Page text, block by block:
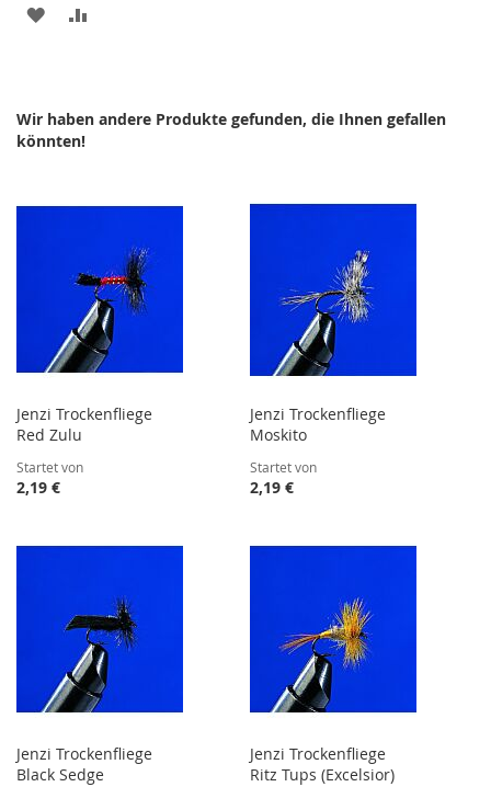
ZUR
Wir haben andere Produkte gefunden, die Ihnen gefallen
könnten!
Jenzi Trockenfliege
Red Zulu
Startet von
2,19 €
Jenzi Trockenfliege
Moskito
Startet von
2,19 €
Jenzi Trockenfliege
Black Sedge
Jenzi Trockenfliege
Ritz Tups (Excelsior)